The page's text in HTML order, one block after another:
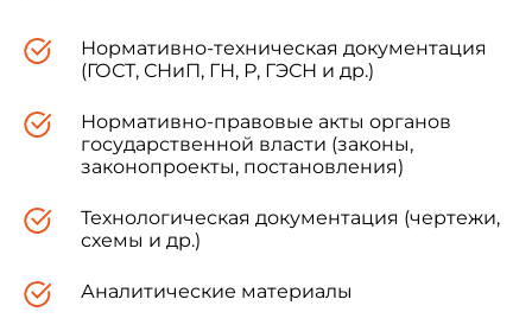
Нормативно-техническая документация
(ГОСТ, СНиП, ГН, Р, ГЭСН и др.)
Нормативно-правовые акты органов
государственной власти (законы,
законопроекты, постановления)
Технологическая документация (чертежи,
схемы и др.)
Аналитические материалы